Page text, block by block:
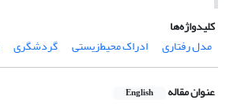
کلیدواژه‌ها
مدل رفتاری
ادراک محیط‌زیستی گردشگری
عنوان مقاله English